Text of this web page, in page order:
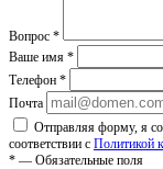
Вопрос *
Ваше имя *
Телефон *
Почта
Отправляя форму, я
соответствии с Политикой
* — Обязательные поля